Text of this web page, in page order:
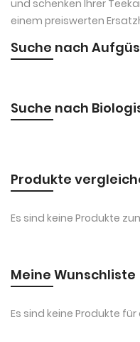
und schenken Ihrer
einem preiswerten
Suche nach
Suche nach
Produkte
Es sind keine Produkte
Meine Wunschliste
Es sind keine Produkte